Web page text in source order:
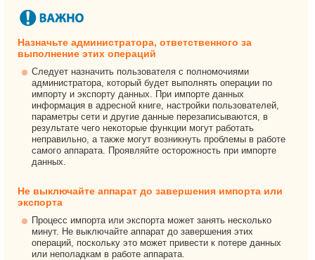
Назначьте администратора, ответственного за
выполнение этих операций
Следует назначить пользователя с полномочиями
администратора, который будет выполнять операции по
импорту и экспорту данных. При импорте данных
информация в адресной книге, настройки пользователей,
параметры сети и другие данные перезаписываются, в
результате чего некоторые функции могут работать
неправильно, а также могут возникнуть проблемы в работе
самого аппарата. Проявляйте осторожность при импорте
данных.
Не выключайте аппарат до завершения импорта или
экспорта
Процесс импорта или экспорта может занять несколько
минут. Не выключайте аппарат до завершения этих
операций, поскольку это может привести к потере данных
или неполадкам в работе аппарата.